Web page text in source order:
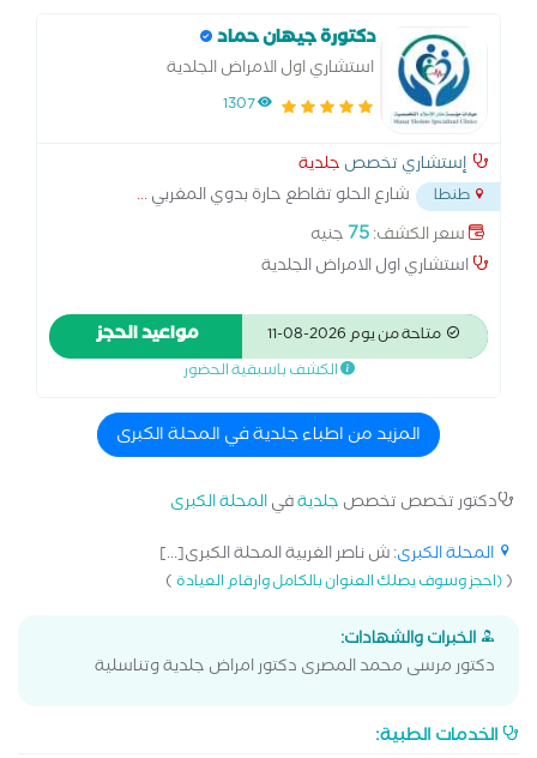
دكتورة جيهان حماد
استشاري اول الامراض الجلدية
1307
إستشاري تخصص جلدية
طنطا شارع الحلو تقاطع حارة بدوي المغربي...
سعر الكشف:75 جنيه
استشاري اول الامراض الجلدية
متاحة من يوم 2026-08-11 مواعيد الحجز
الكشف باسبقية الحضور
المزيد من اطباء جلدية في المحلة الكبرى
دكتور تخصص تخصص جلديةفيالمحلة الكبرى
المحلة الكبرى: ش ناصر الغربية المحلة الكبرى[...]
((احجز وسوف يصلك العنوان بالكامل وارقام العيادة)
الخبرات والشهادات:
دكتور مرسى محمد المصرى دكتور امراض جلدية وتناسلية
الخدمات الطبية: